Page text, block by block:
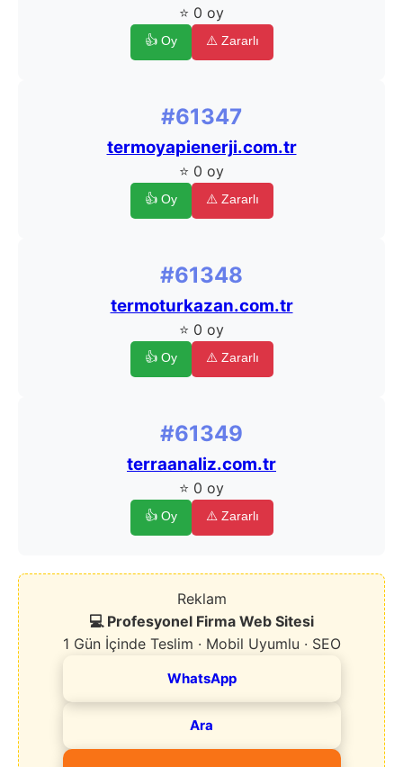
⭐ 0 oy
👍 Oy ⚠️ Zararlı
#61347
termoyapienerji.com.tr
⭐ 0 oy
👍 Oy ⚠️ Zararlı
#61348
termoturkazan.com.tr
⭐ 0 oy
👍 Oy ⚠️ Zararlı
#61349
terraanaliz.com.tr
⭐ 0 oy
👍 Oy ⚠️ Zararlı
Reklam
💻 Profesyonel Firma Web Sitesi
1 Gün İçinde Teslim · Mobil Uyumlu · SEO
WhatsApp
Ara